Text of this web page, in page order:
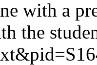
with a
the